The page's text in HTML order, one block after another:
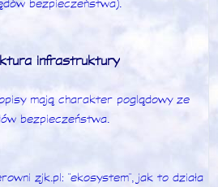
infrastruktury
mają charakter poglądowy ze
bezpieczeństwa.
zjk.pl: "ekosystem", jak to działa